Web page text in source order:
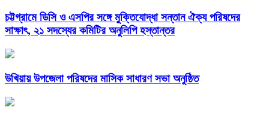
চট্টগ্রামে ডিসি ও এসপির সঙ্গে মুক্তিযোদ্ধা সন্তান ঐক্য পরিষদের
সাক্ষাৎ, ২১ সদস্যের কমিটির অনুলিপি হস্তান্তর
উখিয়ায় উপজেলা পরিষদের মাসিক সাধারণ সভা অনুষ্ঠিত